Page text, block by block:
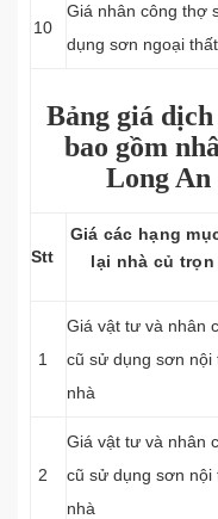
10
Giá nhân công thợ
dụng sơn ngoại
Bảng giá
bao gồm
Long An
Stt
Giá các hạng
lại nhà củ
1
Giá vật tư và nhân
cũ sử dụng sơn nội
nhà
2
Giá vật tư và nhân
cũ sử dụng sơn nội
nhà